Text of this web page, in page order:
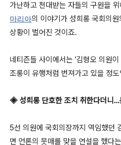
가난하고 천대받는 자들의 구원을
마리아의 이야기가 성희롱 국회의
상황이 벌어진 것이죠.
네티즌들 사이에서는 '김형오 의원
조롱이 유행처럼 번져가고 있을 정
◈ 성희롱 단호한 조치 취한다더니…
5선 의원에 국회의장까지 역임했던
면 언론의 뭇매를 맞을 연설을 했다